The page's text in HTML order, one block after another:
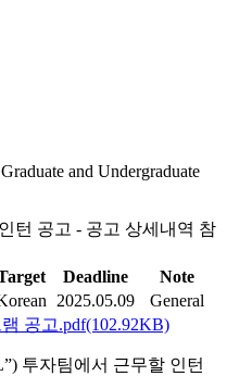
and Undergraduate
턴 공고 - 공고 상세내역 참
Deadline
Note
2025.05.09
General
공고.pdf(102.92KB)
”) 투자팀에서 근무할 인턴